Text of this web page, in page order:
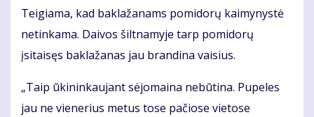
Teigiama, kad baklažanams pomidorų kaimynystė
netinkama. Daivos šiltnamyje tarp pomidorų
įsitaisęs baklažanas jau brandina vaisius.
„Taip ūkininkaujant sėjomaina nebūtina. Pupeles
jau ne vienerius metus tose pačiose vietose